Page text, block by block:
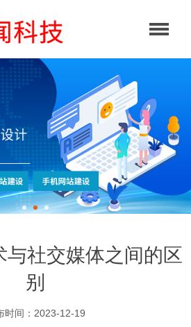
与社交媒体之间的区
别
时间：2023-12-19